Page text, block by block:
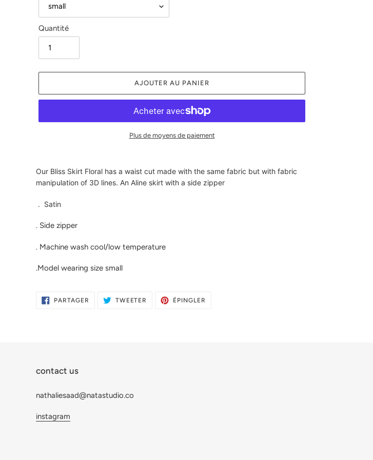
Quantité
AJOUTER AU PANIER
Plus de moyens de paiement
d'un
produit
votre
Our Bliss Skirt Floral has a waist cut made with the same fabric but with fabric
manipulation of 3D lines. An Aline skirt with a side zipper
. Satin
. Side zipper
. Machine wash cool/low temperature
.Model wearing size small
PARTAGER PARTAGERTWEETER TWEETERÉPINGLER
contact us
nathaliesaad@natastudio.co
instagram